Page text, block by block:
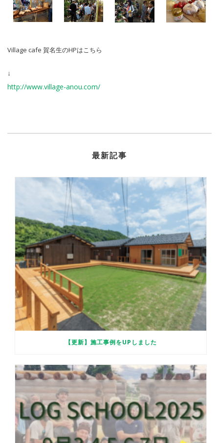
Village cafe 賀名生のHPはこちら
↓
http://www.village-anou.com/
最新記事
【更新】施工事例をUPしました